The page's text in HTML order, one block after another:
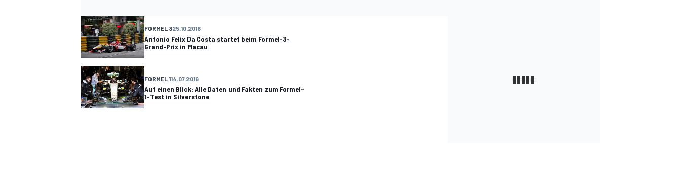
FORMEL 325.10.2016
Antonio Felix Da Costa startet beim Formel-3-
Grand-Prix in Macau
FORMEL 114.07.2016
Auf einen Blick: Alle Daten und Fakten zum Formel-
1-Test in Silverstone